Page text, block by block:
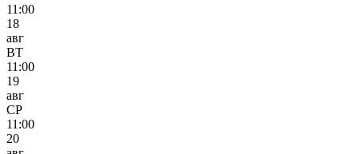
11:00
18
авг
ВТ
11:00
19
авг
СР
11:00
20